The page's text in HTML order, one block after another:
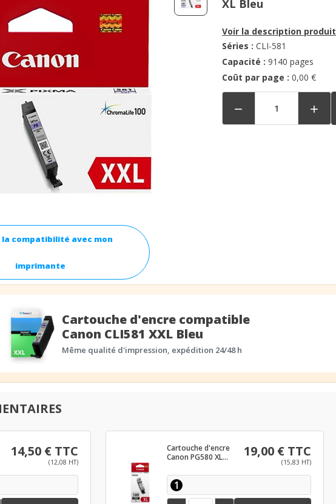
compatibilité avec mon
imprimante
XL Bleu
Voir la description produit
Séries : CLI-581
Capacité : 9140 pages
Coût par page : 0,00 €
 
Cartouche d'encre compatible
Canon CLI581 XXL Bleu
Même qualité d'impression, expédition 24/48 h
14,50 € TTC
(12,08 HT)
Cartouche d'encre
Canon PG580 XL
19,00 € TTC
(15,83 HT)
1